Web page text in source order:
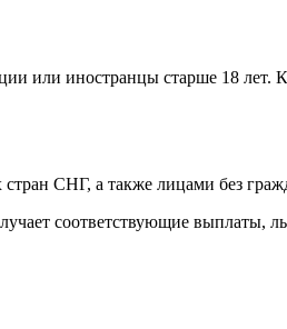
или иностранцы старше 18 лет.
СНГ, а также лицами без
соответствующие выплаты,